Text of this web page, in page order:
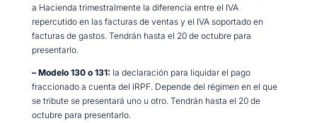
a Hacienda trimestralmente la diferencia entre el IVA
repercutido en las facturas de ventas y el IVA soportado en
facturas de gastos. Tendrán hasta el 20 de octubre para
presentarlo.
– Modelo 130 o 131: la declaración para liquidar el pago
fraccionado a cuenta del IRPF. Depende del régimen en el que
se tribute se presentará uno u otro. Tendrán hasta el 20 de
octubre para presentarlo.